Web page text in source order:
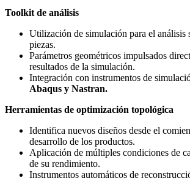
Toolkit de análisis
Utilización de simulación para el análisis
piezas.
Parámetros geométricos impulsados
resultados de la simulación.
Integración con instrumentos de
Abaqus y Nastran.
Herramientas de optimización topológica
Identifica nuevos diseños desde el
desarrollo de los productos.
Aplicación de múltiples condiciones de
de su rendimiento.
Instrumentos automáticos de